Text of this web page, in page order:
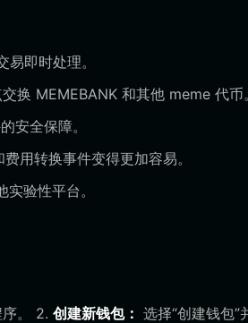
即时处理。
换 MEMEBANK 和其他 meme 代币。
安全保障。
用转换事件变得更加容易。
验性平台。
。 2. 创建新钱包： 选择“创建钱包”